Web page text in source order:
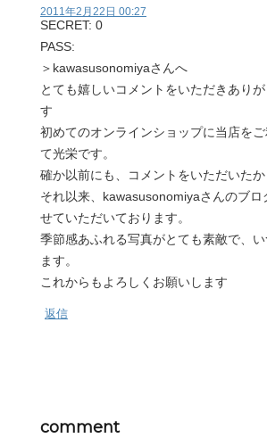
2011年2月22日 00:27
SECRET: 0
PASS:
＞kawasusonomiyaさんへ
とても嬉しいコメントをいただきあり
す
初めてのオンラインショップに当店を
て光栄です。
確か以前にも、コメントをいただいたか
それ以来、kawasusonomiyaさんのブロ
せていただいております。
季節感あふれる写真がとても素敵で、
ます。
これからもよろしくお願いします
返信
comment